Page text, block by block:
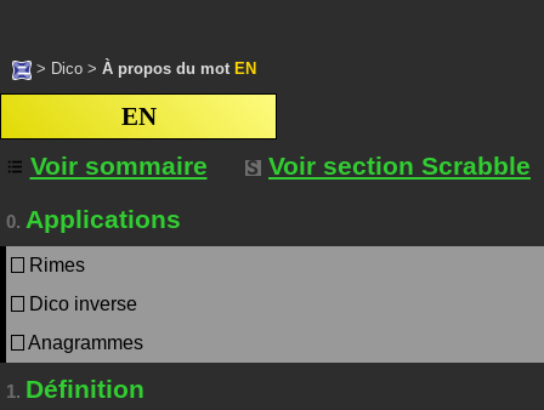
> Dico > À propos du mot EN
EN
Voir sommaire
Voir section Scrabble
0. Applications
Rimes
Dico inverse
Anagrammes
1. Définition